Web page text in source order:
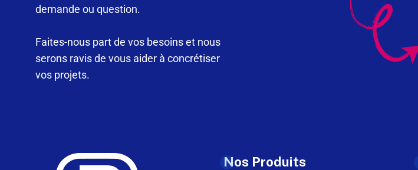
demande ou question.
Faites-nous part de vos besoins et nous
serons ravis de vous aider à concrétiser
vos projets.
Nos Produits